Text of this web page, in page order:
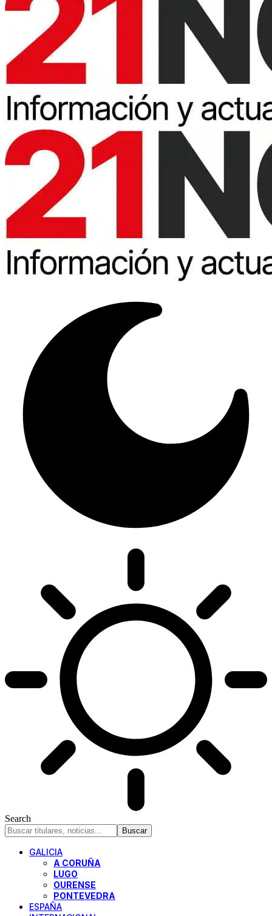
Search
GALICIA
A CORUÑA
LUGO
OURENSE
PONTEVEDRA
ESPAÑA